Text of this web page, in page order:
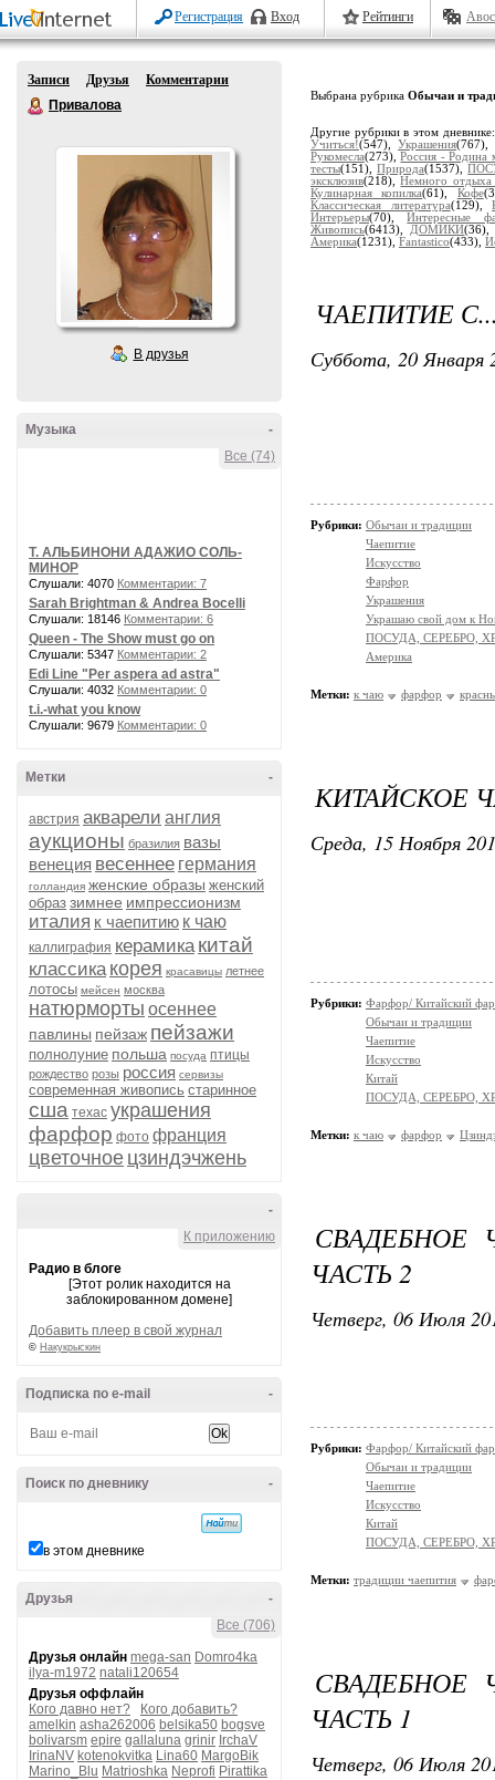
Регистрация Вход Рейтинги
Записи Друзья
Комментарии
Привалова
В друзья
-
Музыка
Все (74)
Т. АЛЬБИНОНИ АДАЖИО СОЛЬ-
МИНОР
Слушали: 4070 Комментарии: 7
Sarah Brightman & Andrea Bocelli
Слушали: 18146 Комментарии: 6
Queen - The Show must go on
Слушали: 5347 Комментарии: 2
Edi Line "Per aspera ad astra"
Слушали: 4032 Комментарии: 0
t.i.-what you know
Слушали: 9679 Комментарии: 0
-
Метки
австрия акварели англия
аукционы бразилия вазы
венеция весеннее германия
голландия женские образы женский
образ зимнее импрессионизм
италия к чаепитию к чаю
каллиграфия керамика китай
классика корея красавицы летнее
лотосы мейсен москва
натюрморты осеннее
павлины пейзаж пейзажи
полнолуние польша посуда птицы
рождество розы россия сервизы
современная живопись старинное
сша техас украшения
фарфор фото франция
цветочное цзиндэчжень
-
К приложению
Радио в блоге
[Этот ролик находится на
заблокированном домене]
Добавить плеер в свой журнал
© Накукрыскин
-
Подписка по e-mail
-
Поиск по дневнику
в этом дневнике
-
Друзья
Все (706)
Друзья онлайн mega-san Domro4ka
ilya-m1972 natali120654
Друзья оффлайн
Кого давно нет?
Кого добавить?
amelkin asha262006 belsika50 bogsve
bolivarsm epire gallaluna grinir IrchaV
IrinaNV kotenokvitka Lina60 MargoBik
Marino_Blu Matrioshka Neprofi Pirattika
Выбрана рубрика Обычаи и
Другие рубрики в этом
Учиться!(547),Украшения(767),
Рукомесла(273),Россия - Родина
тесты(151),Природа(1537),
эксклюзив(218),Немного отдыха
Кулинарная копилка(61), Кофе
Классическая литература(129),
Интерьеры(70),Интересные
Живопись(6413), ДОМИКИ
Америка(1231), Fantastico(433),
ЧАЕПИТИЕ
Суббота, 20 Января
Рубрики: Обычаи и традиции
Чаепитие
Искусство
Фарфор
Украшения
Украшаю свой дом к
ПОСУДА, СЕРЕБРО,
Америка
Метки: к чаю фарфор
КИТАЙСКОЕ
Среда, 15 Ноября
Рубрики: Фарфор/ Китайский
Обычаи и традиции
Чаепитие
Искусство
Китай
ПОСУДА, СЕРЕБРО,
Метки: к чаю фарфор
СВАДЕБНОЕ
ЧАСТЬ 2
Четверг, 06 Июля
Рубрики: Фарфор/ Китайский
Обычаи и традиции
Чаепитие
Искусство
Китай
ПОСУДА, СЕРЕБРО,
Метки: традиции чаепития
СВАДЕБНОЕ
ЧАСТЬ 1
Четверг, 06 Июля